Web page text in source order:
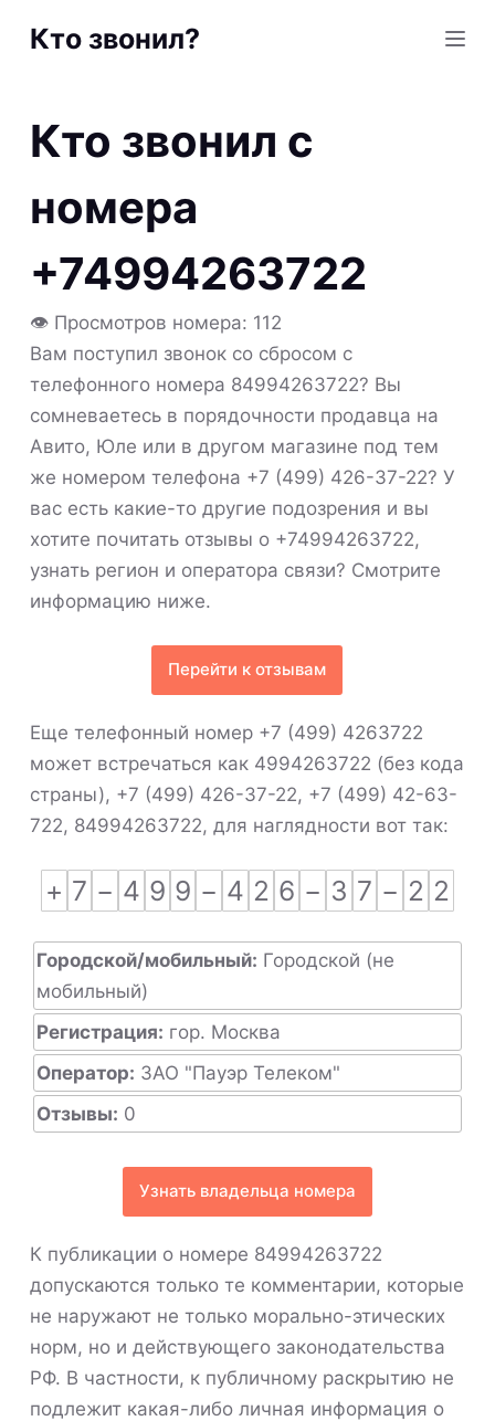
S
p
n
Кто звонил?
Кто звонил с
номера
+74994263722
👁 Просмотров номера: 112
Вам поступил звонок со сбросом с
телефонного номера 84994263722? Вы
сомневаетесь в порядочности продавца на
Авито, Юле или в другом магазине под тем
же номером телефона +7 (499) 426-37-22? У
вас есть какие-то другие подозрения и вы
хотите почитать отзывы о +74994263722,
узнать регион и оператора связи? Смотрите
информацию ниже.
Перейти к отзывам
Еще телефонный номер +7 (499) 4263722
может встречаться как 4994263722 (без кода
страны), +7 (499) 426-37-22, +7 (499) 42-63-
722, 84994263722, для наглядности вот так:
+ 7 − 4 9 9 − 4 2 6 − 3 7 − 2 2
Городской/мобильный: Городской (не
мобильный)
Регистрация: гор. Москва
Оператор: ЗАО "Пауэр Телеком"
Отзывы: 0
Узнать владельца номера
К публикации о номере 84994263722
допускаются только те комментарии, которые
не наружают не только морально-этических
норм, но и действующего законодательства
РФ. В частности, к публичному раскрытию не
подлежит какая-либо личная информация о